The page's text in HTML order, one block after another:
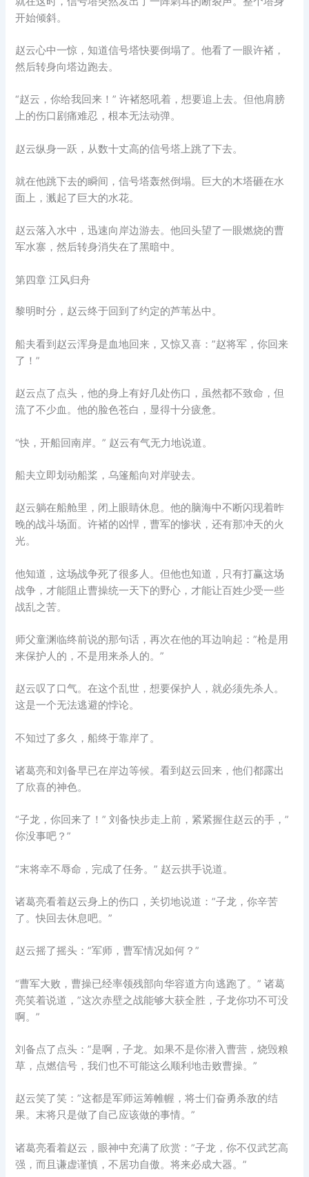
开始倾斜。
赵云心中一惊，知道信号塔快要倒塌了。他看了一眼许褚，
然后转身向塔边跑去。
“赵云，你给我回来！” 许褚怒吼着，想要追上去。但他肩膀
上的伤口剧痛难忍，根本无法动弹。
赵云纵身一跃，从数十丈高的信号塔上跳了下去。
就在他跳下去的瞬间，信号塔轰然倒塌。巨大的木塔砸在水
面上，溅起了巨大的水花。
赵云落入水中，迅速向岸边游去。他回头望了一眼燃烧的曹
军水寨，然后转身消失在了黑暗中。
第四章 江风归舟
黎明时分，赵云终于回到了约定的芦苇丛中。
船夫看到赵云浑身是血地回来，又惊又喜：”赵将军，你回来
了！”
赵云点了点头，他的身上有好几处伤口，虽然都不致命，但
流了不少血。他的脸色苍白，显得十分疲惫。
“快，开船回南岸。” 赵云有气无力地说道。
船夫立即划动船桨，乌篷船向对岸驶去。
赵云躺在船舱里，闭上眼睛休息。他的脑海中不断闪现着昨
晚的战斗场面。许褚的凶悍，曹军的惨状，还有那冲天的火
光。
他知道，这场战争死了很多人。但他也知道，只有打赢这场
战争，才能阻止曹操统一天下的野心，才能让百姓少受一些
战乱之苦。
师父童渊临终前说的那句话，再次在他的耳边响起：”枪是用
来保护人的，不是用来杀人的。”
赵云叹了口气。在这个乱世，想要保护人，就必须先杀人。
这是一个无法逃避的悖论。
不知过了多久，船终于靠岸了。
诸葛亮和刘备早已在岸边等候。看到赵云回来，他们都露出
了欣喜的神色。
“子龙，你回来了！” 刘备快步走上前，紧紧握住赵云的手，”
你没事吧？”
“末将幸不辱命，完成了任务。” 赵云拱手说道。
诸葛亮看着赵云身上的伤口，关切地说道：”子龙，你辛苦
了。快回去休息吧。”
赵云摇了摇头：”军师，曹军情况如何？”
“曹军大败，曹操已经率领残部向华容道方向逃跑了。” 诸葛
亮笑着说道，”这次赤壁之战能够大获全胜，子龙你功不可没
啊。”
刘备点了点头：”是啊，子龙。如果不是你潜入曹营，烧毁粮
草，点燃信号，我们也不可能这么顺利地击败曹操。”
赵云笑了笑：”这都是军师运筹帷幄，将士们奋勇杀敌的结
果。末将只是做了自己应该做的事情。”
诸葛亮看着赵云，眼神中充满了欣赏：”子龙，你不仅武艺高
强，而且谦虚谨慎，不居功自傲。将来必成大器。”